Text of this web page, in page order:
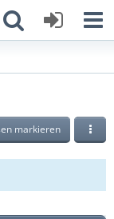
markieren